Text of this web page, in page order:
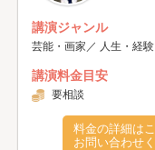
講演ジャンル
芸能・画家／ 人生・経
講演料金目安
要相談
料金の詳細は
お問い合わせ